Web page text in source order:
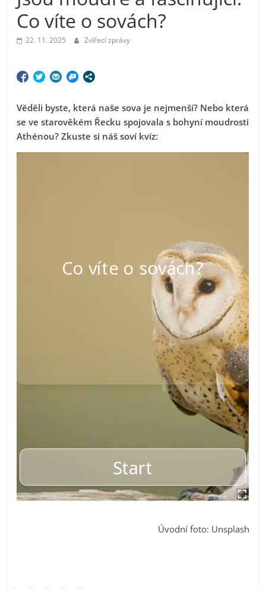
Co víte o sovách?
22. 11. 2025 Zvířecí zprávy
Věděli byste, která naše sova je nejmenší? Nebo která
se ve starověkém Řecku spojovala s bohyní moudrosti
Athénou? Zkuste si náš soví kvíz:
Úvodní foto: Unsplash